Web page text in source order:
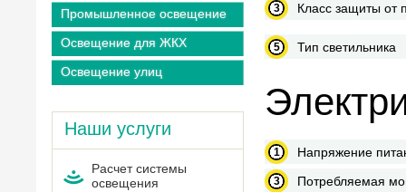
Промышленное освещение
Освещение для ЖКХ
Освещение улиц
Наши услуги
Расчет системы
оcвещения
Класс защиты от
Тип светильника
Напряжение
Потребляемая